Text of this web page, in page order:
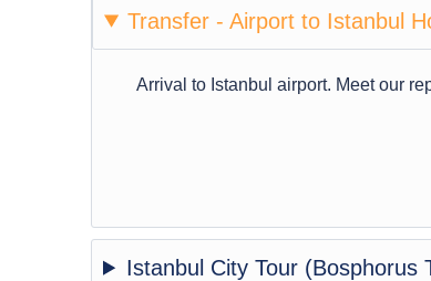
Transfer - Airport to Istanbul
Arrival to Istanbul airport. Meet our
Istanbul City Tour (Bosphorus